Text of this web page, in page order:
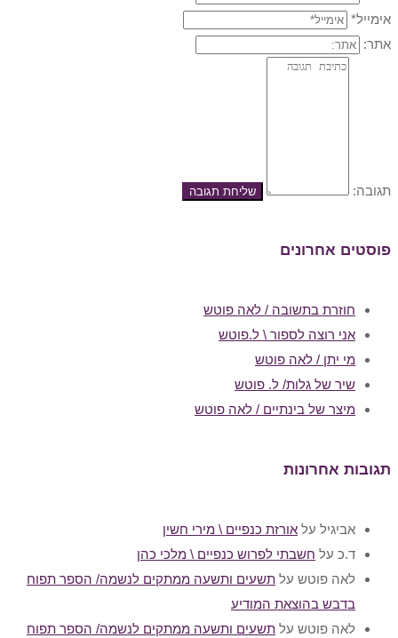
אימייל*
אתר:
תגובה:
פוסטים אחרונים
חוזרת בתשובה / לאה פוטש
אני רוצה לספור \ ל.פוטש
מי יתן / לאה פוטש
שיר של גלות/ ל. פוטש
מיצר של בינתיים / לאה פוטש
תגובות אחרונות
אביגיל על אורזת כנפיים \ מירי חשין
ד.כ על חשבתי לפרוש כנפיים \ מלכי כהן
לאה פוטש על תשעים ותשעה ממתקים לנשמה/ הספר תפוח
בדבש בהוצאת המודיע
לאה פוטש על תשעים ותשעה ממתקים לנשמה/ הספר תפוח